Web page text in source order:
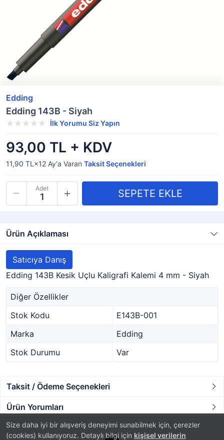
Size daha iyi bir alışveriş deneyimi sunabilmek için, çerezler
(cookies) kullanıyoruz. Detaylı bilgi için kişisel verilerin
Edding
Edding 143B - Siyah
İlk Yorumu Siz Yapın
93,00 TL + KDV
11,90 TL×12 Ay'a Varan Taksit Seçenekleri
Adet
Ürün Açıklaması
Satıcıya Danış
Edding 143B Kesik Uçlu Kaligrafi Kalemi 4 mm - Siyah
Diğer Özellikler
Stok Kodu
E143B-001
Marka
Edding
Stok Durumu
Var
Taksit / Ödeme Seçenekleri
Ürün Yorumları